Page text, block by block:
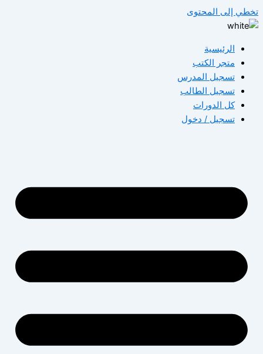
تخطي إلى المحتوى
الرئيسية
متجر الكتب
تسجيل المدرس
تسجيل الطالب
كل الدورات
تسجيل / دخول